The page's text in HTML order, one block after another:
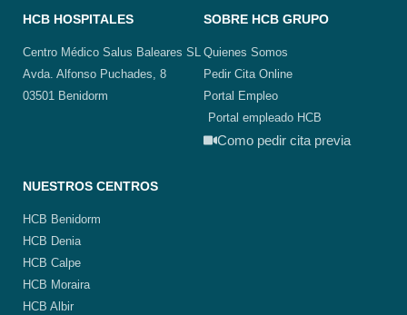
HCB HOSPITALES
Centro Médico Salus Baleares SL
Avda. Alfonso Puchades, 8
03501 Benidorm
SOBRE HCB GRUPO
Quienes Somos
Pedir Cita Online
Portal Empleo
Portal empleado HCB
Como pedir cita previa
NUESTROS CENTROS
HCB Benidorm
HCB Denia
HCB Calpe
HCB Moraira
HCB Albir